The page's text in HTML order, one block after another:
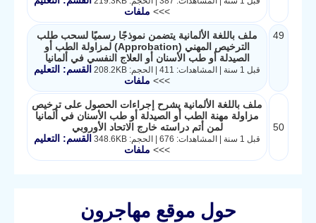
>>> ملفات
49
ملف باللغة الألمانية يتضمن نموذجًا رسميًا لسحب طلب
الترخيص المهني (Approbation) لمزاولة الطب أو
الصيدلة أو طب الأسنان أو العلاج النفسي في ألمانيا
قبل 1 سنة | المشاهدات: 411 | الحجم: 208.2KB
القسم: التعليم
>>> ملفات
50
ملف باللغة الألمانية يشرح إجراءات الحصول على ترخيص
مزاولة مهنة الطب أو الصيدلة أو طب الأسنان في ألمانيا
لمن أتم دراسته خارج الاتحاد الأوروبي
قبل 1 سنة | المشاهدات: 676 | الحجم: 348.6KB
القسم: التعليم
>>> ملفات
حول موقع مهاجرون